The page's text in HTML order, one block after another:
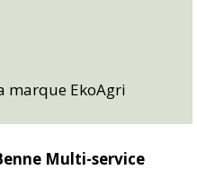
marque EkoAgri
Multi-service